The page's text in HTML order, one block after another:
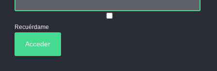
Recuérdame